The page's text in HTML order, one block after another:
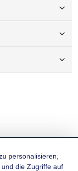
personalisieren,
die Zugriffe auf